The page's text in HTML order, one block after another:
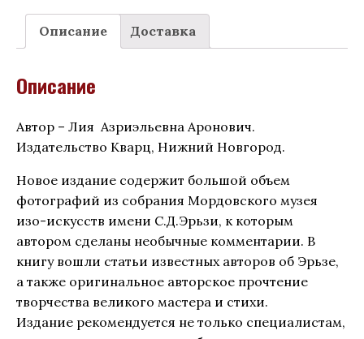
Описание Доставка
Описание
Автор – Лия Азриэльевна Аронович.
Издательство Кварц, Нижний Новгород.
Новое издание содержит большой объем
фотографий из собрания Мордовского музея
изо-искусств имени С.Д.Эрьзи, к которым
автором сделаны необычные комментарии. В
книгу вошли статьи известных авторов об Эрьзе,
а также оригинальное авторское прочтение
творчества великого мастера и стихи.
Издание рекомендуется не только специалистам,